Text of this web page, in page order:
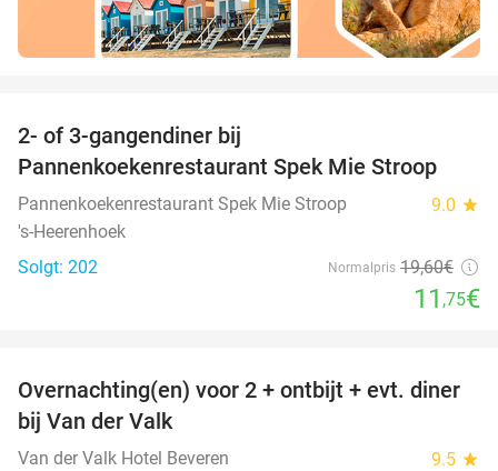
2- of 3-gangendiner bij
Pannenkoekenrestaurant Spek Mie Stroop
Pannenkoekenrestaurant Spek Mie Stroop 9.0 star
's-Heerenhoek
Solgt: 202
Normalpris 19,60€
11 ,75€
51%
Overnachting(en) voor 2 + ontbijt + evt. diner
bij Van der Valk
Van der Valk Hotel Beveren 9.5 star